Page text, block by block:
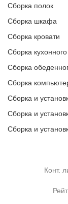
Сборка полок
Сборка шкафа
Сборка кровати
Сборка
Сборка
Сборка
Сборка и
Сборка и
Сборка и
Конт.